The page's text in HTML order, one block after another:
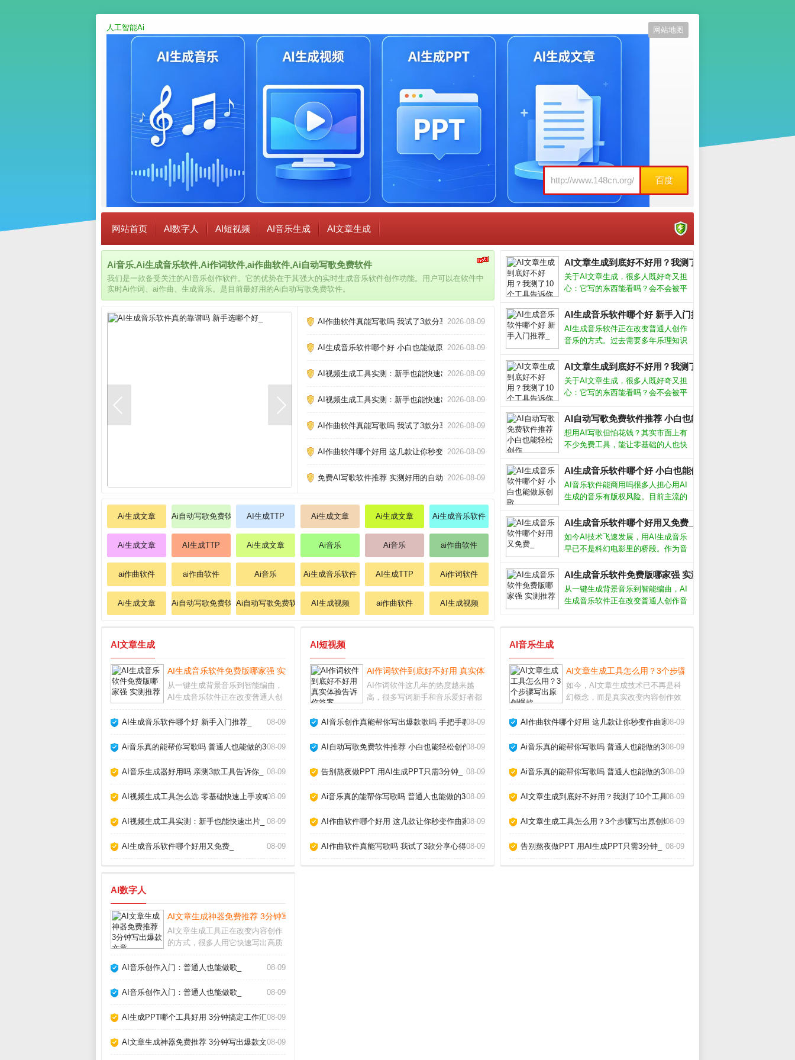
人工智能Ai
百度
网站地图
网站首页 AI数字人 AI短视频 AI音乐生成 AI文章生成
Ai音乐,Ai生成音乐软件,Ai作词软件,ai作曲软件,Ai自动写歌免费软件
我们是一款备受关注的AI音乐创作软件。它的优势在于其强大的实时生成音乐软件创作功能。用户可以在软件中
实时Ai作词、ai作曲、生成音乐。是目前最好用的Ai自动写歌免费软件。
AI作曲软件真能写歌吗 我试了3款分享心得_2026-08-09
AI生成音乐软件哪个好 小白也能做原创歌_2026-08-09
AI视频生成工具实测：新手也能快速出片_2026-08-09
AI视频生成工具实测：新手也能快速出片_2026-08-09
AI作曲软件真能写歌吗 我试了3款分享心得_2026-08-09
AI作曲软件哪个好用 这几款让你秒变作曲家_
2026-08-09
免费AI写歌软件推荐 实测好用的自动作曲工具_
2026-08-09
Ai生成文章 Ai自动写歌免费软件 AI生成TTP Ai生成文章 Ai生成文章 Ai生成音乐软件
Ai生成文章 AI生成TTP Ai生成文章 Ai音乐 Ai音乐 ai作曲软件
ai作曲软件 ai作曲软件 Ai音乐 Ai生成音乐软件 AI生成TTP Ai作词软件
Ai生成文章 Ai自动写歌免费软件Ai自动写歌免费软件 AI生成视频 ai作曲软件 AI生成视频
AI文章生成到底好不好用？我测了10个工具告诉你真相_
关于AI文章生成，很多人既好奇又担
心：它写的东西能看吗？会不会被平
我实测了市面上主流工具，发现它并
非万能，但用对方法确实能大幅提升
写作效率。关键在于理解它的能力和
AI生成音乐软件哪个好 新手入门推荐_
AI生成音乐软件正在改变普通人创作
音乐的方式。过去需要多年乐理知识
成完整曲目。这些工具降低了门槛，
但也带来选择难题：功能多不多、效
果好不好、要不要付费？AI生成音乐
AI文章生成到底好不好用？我测了10个工具告诉你真相_
关于AI文章生成，很多人既好奇又担
心：它写的东西能看吗？会不会被平
我实测了市面上主流工具，发现它并
非万能，但用对方法确实能大幅提升
写作效率。关键在于理解它的能力和
AI自动写歌免费软件推荐 小白也能轻松创作_
想用AI写歌但怕花钱？其实市面上有
不少免费工具，能让零基础的人也快
用体验出发，聊聊几款真正好用的AI
自动写歌免费软件，帮你绕过那些华
而不实的坑。免费AI写歌软件哪个好
AI生成音乐软件哪个好 小白也能做原创歌_
AI音乐软件能商用吗很多人担心用AI
生成的音乐有版权风险。目前主流的
Udio，都允许付费用户将生成的音乐
用于商业用途，但免费版通常只能个
人使用。不同平台的具体条款差异很
AI生成音乐软件哪个好用又免费_
如今AI技术飞速发展，用AI生成音乐
早已不是科幻电影里的桥段。作为音
生成音乐软件，发现它们确实能帮我
们快速产出背景音乐、片头配乐甚至
完整歌曲，但不同软件在易用性、音
AI生成音乐软件免费版哪家强 实测推荐_
从一键生成背景音乐到智能编曲，AI
生成音乐软件正在改变普通人创作音
AI文章生成
AI生成音乐软件免费版哪家强 实测推荐_
从一键生成背景音乐到智能编曲，
AI生成音乐软件正在改变普通人创
作者、游戏开发者还是音乐爱好
版税的原创配乐。但面对市面上层
AI生成音乐软件哪个好 新手入门推荐_ 08-09
Ai音乐真的能帮你写歌吗 普通人也能做的3个神器_
08-09
AI音乐生成器好用吗 亲测3款工具告诉你_ 08-09
AI视频生成工具怎么选 零基础快速上手攻略_08-09
AI视频生成工具实测：新手也能快速出片_ 08-09
AI生成音乐软件哪个好用又免费_ 08-09
AI短视频
AI作词软件到底好不好用 真实体验告诉你答案_
AI作词软件这几年的热度越来越
高，很多写词新手和音乐爱好者都
的实际体验来看，它确实能帮我们
正打动人心的句子，还得靠人工打
AI音乐创作真能帮你写出爆款歌吗 手把手教你玩转AI作歌_
08-09
AI自动写歌免费软件推荐 小白也能轻松创作_08-09
告别熬夜做PPT 用AI生成PPT只需3分钟_ 08-09
Ai音乐真的能帮你写歌吗 普通人也能做的3个神器_
08-09
AI作曲软件哪个好用 这几款让你秒变作曲家_08-09
AI作曲软件真能写歌吗 我试了3款分享心得_08-09
AI音乐生成
AI文章生成工具怎么用？3个步骤写出原创爆款_
如今，AI文章生成技术已不再是科
幻概念，而是真实改变内容创作效
案，越来越多人开始借助AI写稿、
人仍困惑：AI写出来的文章会不会
AI作曲软件哪个好用 这几款让你秒变作曲家_08-09
Ai音乐真的能帮你写歌吗 普通人也能做的3个神器_
08-09
Ai音乐真的能帮你写歌吗 普通人也能做的3个神器_
08-09
AI文章生成到底好不好用？我测了10个工具告诉你真相_
08-09
AI文章生成工具怎么用？3个步骤写出原创爆款_
08-09
告别熬夜做PPT 用AI生成PPT只需3分钟_ 08-09
AI数字人
AI文章生成神器免费推荐 3分钟写出爆款文章_
AI文章生成工具正在改变内容创作
的方式，很多人用它快速写出高质
吗？我用了半年多，从最初的怀疑
成助手而非主角。它能帮你突破灵
AI音乐创作入门：普通人也能做歌_ 08-09
AI音乐创作入门：普通人也能做歌_ 08-09
AI生成PPT哪个工具好用 3分钟搞定工作汇报_
08-09
AI文章生成神器免费推荐 3分钟写出爆款文章_
08-09